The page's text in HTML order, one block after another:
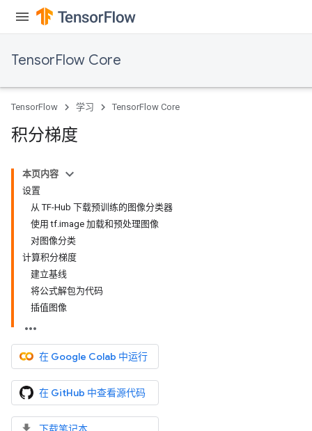
TensorFlow Core
TensorFlow 学习 TensorFlow Core
积分梯度
本页内容
设置
从 TF-Hub 下载预训练的图像分类器
使用 tf.image 加载和预处理图像
对图像分类
计算积分梯度
建立基线
将公式解包为代码
插值图像
在 Google Colab 中运行
在 GitHub 中查看源代码